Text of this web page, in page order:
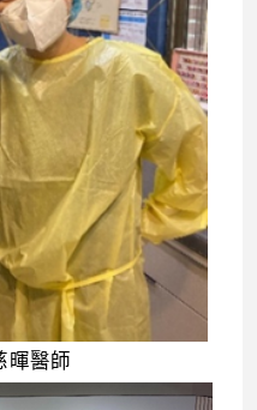
暉醫師